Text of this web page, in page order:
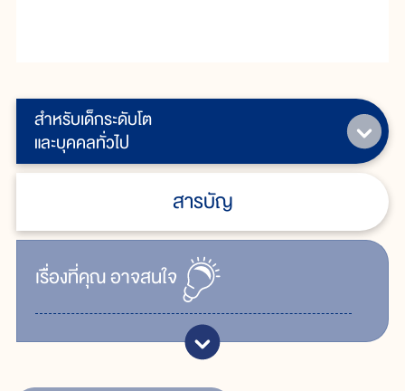
สำหรับเด็กระดับโต
และบุคคลทั่วไป
สารบัญ
เรื่ิองที่คุณอาจสนใจ